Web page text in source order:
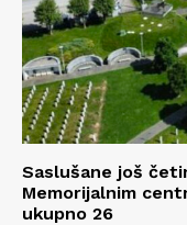
Impressum
Saslušane još
Memorijalnim
ukupno 26